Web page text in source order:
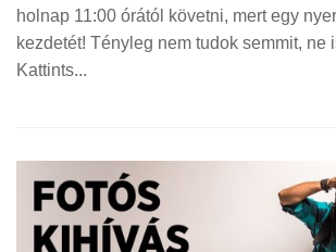
holnap 11:00 órától követni, mert egy
kezdetét! Tényleg nem tudok semmit, ne
Kattints...